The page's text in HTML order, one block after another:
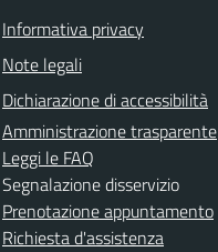
Informativa privacy
Note legali
Dichiarazione di accessibilità
Amministrazione trasparente
Leggi le FAQ
Segnalazione disservizio
Prenotazione appuntamento
Richiesta d'assistenza